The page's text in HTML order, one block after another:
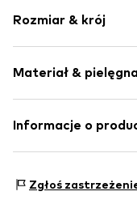
Wzór na całej
Miękki w dotyku
Nr artykułu
Rozmiar & krój
Materiał &
Materiał: 95%
Informacje o
22457 Hamburg
Zgłoś